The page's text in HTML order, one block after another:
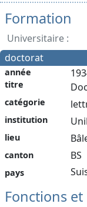
Formation
Universitaire :
doctorat
année
titre
catégorie
institution
lieu
canton
pays
BS
Fonctions